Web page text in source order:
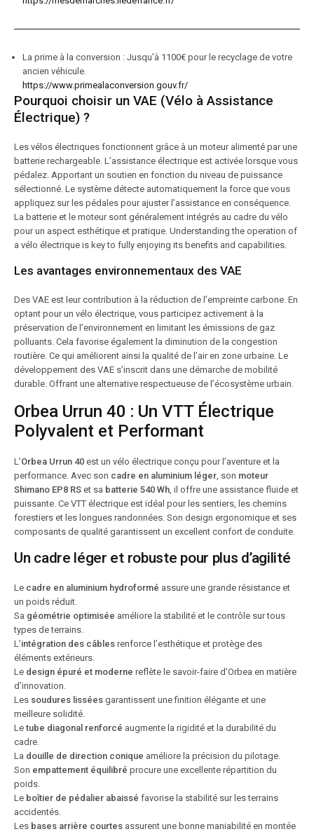
La prime à la conversion : Jusqu’à 1100€ pour le recyclage de votre
ancien véhicule.
https://www.primealaconversion.gouv.fr/
Pourquoi choisir un VAE (Vélo à Assistance
Électrique) ?
Les vélos électriques fonctionnent grâce à un moteur alimenté par une
batterie rechargeable. L’assistance électrique est activée lorsque vous
pédalez. Apportant un soutien en fonction du niveau de puissance
sélectionné. Le système détecte automatiquement la force que vous
appliquez sur les pédales pour ajuster l’assistance en conséquence.
La batterie et le moteur sont généralement intégrés au cadre du vélo
pour un aspect esthétique et pratique. Understanding the operation of
a vélo électrique is key to fully enjoying its benefits and capabilities.
Les avantages environnementaux des VAE
Des VAE est leur contribution à la réduction de l’empreinte carbone. En
optant pour un vélo électrique, vous participez activement à la
préservation de l’environnement en limitant les émissions de gaz
polluants. Cela favorise également la diminution de la congestion
routière. Ce qui améliorent ainsi la qualité de l’air en zone urbaine. Le
développement des VAE s’inscrit dans une démarche de mobilité
durable. Offrant une alternative respectueuse de l’écosystème urbain.
Orbea Urrun 40 : Un VTT Électrique
Polyvalent et Performant
L’Orbea Urrun 40 est un vélo électrique conçu pour l’aventure et la
performance. Avec son cadre en aluminium léger, son moteur
Shimano EP8 RS et sa batterie 540 Wh, il offre une assistance fluide et
puissante. Ce VTT électrique est idéal pour les sentiers, les chemins
forestiers et les longues randonnées. Son design ergonomique et ses
composants de qualité garantissent un excellent confort de conduite.
Un cadre léger et robuste pour plus d’agilité
Le cadre en aluminium hydroformé assure une grande résistance et
un poids réduit.
Sa géométrie optimisée améliore la stabilité et le contrôle sur tous
types de terrains.
L’intégration des câbles renforce l’esthétique et protège des
éléments extérieurs.
Le design épuré et moderne reflète le savoir-faire d’Orbea en matière
d’innovation.
Les soudures lissées garantissent une finition élégante et une
meilleure solidité.
Le tube diagonal renforcé augmente la rigidité et la durabilité du
cadre.
La douille de direction conique améliore la précision du pilotage.
Son empattement équilibré procure une excellente répartition du
poids.
Le boîtier de pédalier abaissé favorise la stabilité sur les terrains
accidentés.
Les bases arrière courtes assurent une bonne maniabilité en montée